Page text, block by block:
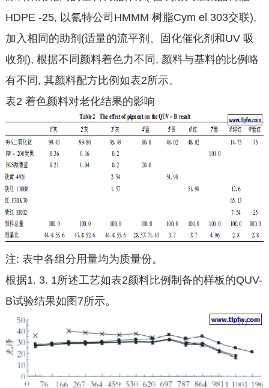
HDPE -25, 以氰特公司HMMM 树脂Cym el 303交联),
加入相同的助剂(适量的流平剂、固化催化剂和UV 吸
收剂), 根据不同颜料着色力不同, 颜料与基料的比例略
有不同, 其颜料配方比例如表2所示。
表2 着色颜料对老化结果的影响
注: 表中各组分用量均为质量份。
根据1. 3. 1所述工艺如表2颜料比例制备的样板的QUV-
B试验结果如图7所示。